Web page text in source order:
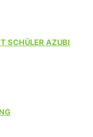
SCHÜLER AZUBI